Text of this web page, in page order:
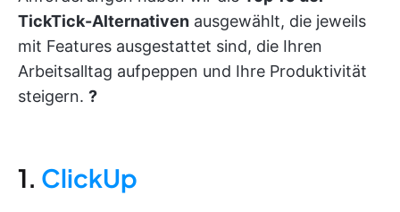
TickTick-Alternativen ausgewählt, die jeweils
mit Features ausgestattet sind, die Ihren
Arbeitsalltag aufpeppen und Ihre Produktivität
steigern. ?
1. ClickUp